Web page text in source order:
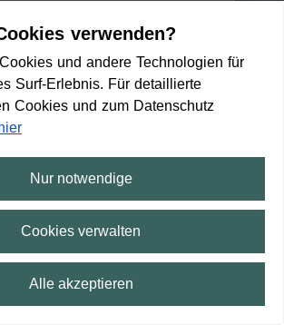
im Bahnhof
(Schließt um 19:00 Uhr)
min
Max. 2 Umstiege
Reisezeit
Anwenden
Vollbild
verwenden?
und andere Technologien für
Surf-Erlebnis. Für detaillierte
Cookies und zum Datenschutz
hier
Nur notwendige
Cookies verwalten
Alle akzeptieren